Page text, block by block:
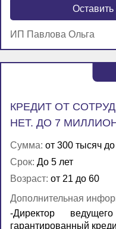
Оставить
ИП Павлова Ольга
КРЕДИТ ОТ
НЕТ. ДО 7
Сумма: от 300 тысяч
Срок: До 5 лет
Возраст: от 21 до 60
Дополнительная
-Директор
гарантированный